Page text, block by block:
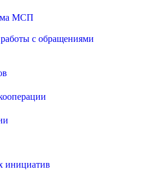
МСП
с обращениями
инициатив